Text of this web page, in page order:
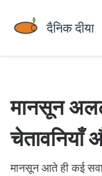
मानसून
चेतावनियाँ
मानसून आते ही कई